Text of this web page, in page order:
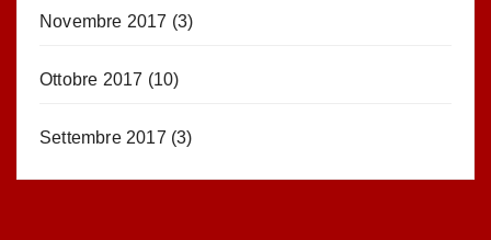
Novembre 2017 (3)
Ottobre 2017 (10)
Settembre 2017 (3)